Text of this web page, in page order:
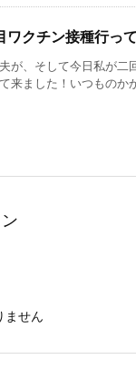
ワクチン接種行っ
が、そして今日私が二
来ました！いつものか
ません